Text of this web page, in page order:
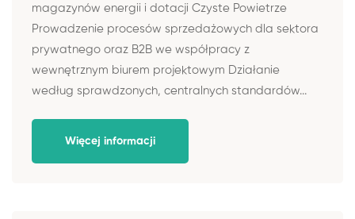
magazynów energii i dotacji Czyste Powietrze
Prowadzenie procesów sprzedażowych dla sektora
prywatnego oraz B2B we współpracy z
wewnętrznym biurem projektowym Działanie
według sprawdzonych, centralnych standardów...
Więcej informacji